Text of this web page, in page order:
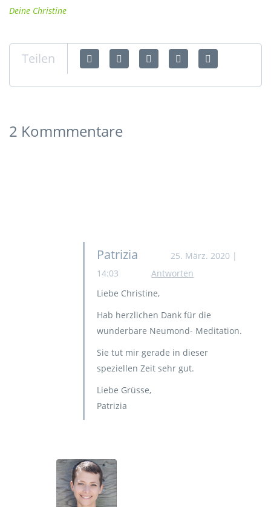
Deine Christine
Teilen
2 Kommmentare
Patrizia
25. März. 2020 |
14:03
Antworten
Liebe Christine,
Hab herzlichen Dank für die
wunderbare Neumond- Meditation.
Sie tut mir gerade in dieser
speziellen Zeit sehr gut.
Liebe Grüsse,
Patrizia